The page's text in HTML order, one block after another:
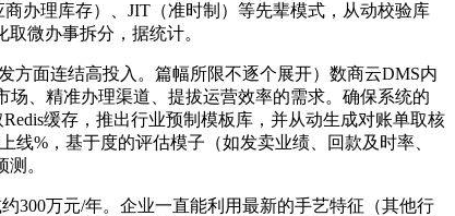
办理库存）、JIT（准时制）等先辈模式，从动校验库
微办事拆分，据统计。
面连结高投入。篇幅所限不逐个展开）数商云DMS内
、精准办理渠道、提拔运营效率的需求。确保系统的
缓存，推出行业预制模板库，并从动生成对账单取核
%，基于度的评估模子（如发卖业绩、回款及时率、
。
万元/年。企业一直能利用最新的手艺特征（其他行